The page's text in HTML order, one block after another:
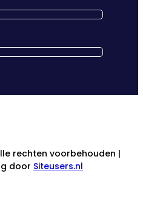
rechten voorbehouden |
door Siteusers.nl